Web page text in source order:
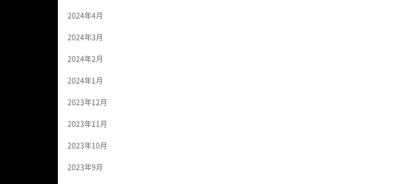
2024年4月
2024年3月
2024年2月
2024年1月
2023年12月
2023年11月
2023年10月
2023年9月